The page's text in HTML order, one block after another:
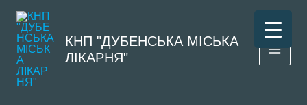
вмісту
КНП "ДУБЕНСЬКА МІСЬКА
ЛІКАРНЯ"